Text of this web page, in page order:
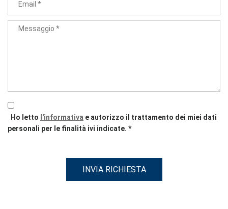
Ho letto l'informativa e autorizzo il trattamento dei miei dati
personali per le finalità ivi indicate. *
INVIA RICHIESTA